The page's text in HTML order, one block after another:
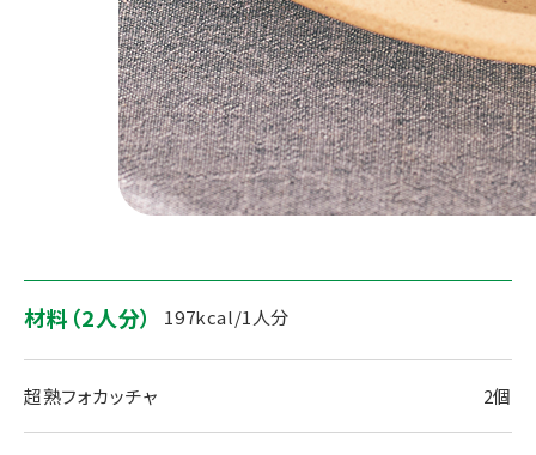
材料（2人分） 197kcal/1人分
超熟フォカッチャ 2個